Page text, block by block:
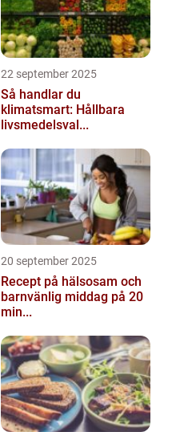
22 september 2025
Så handlar du
klimatsmart: Hållbara
livsmedelsval...
20 september 2025
Recept på hälsosam och
barnvänlig middag på 20
min...